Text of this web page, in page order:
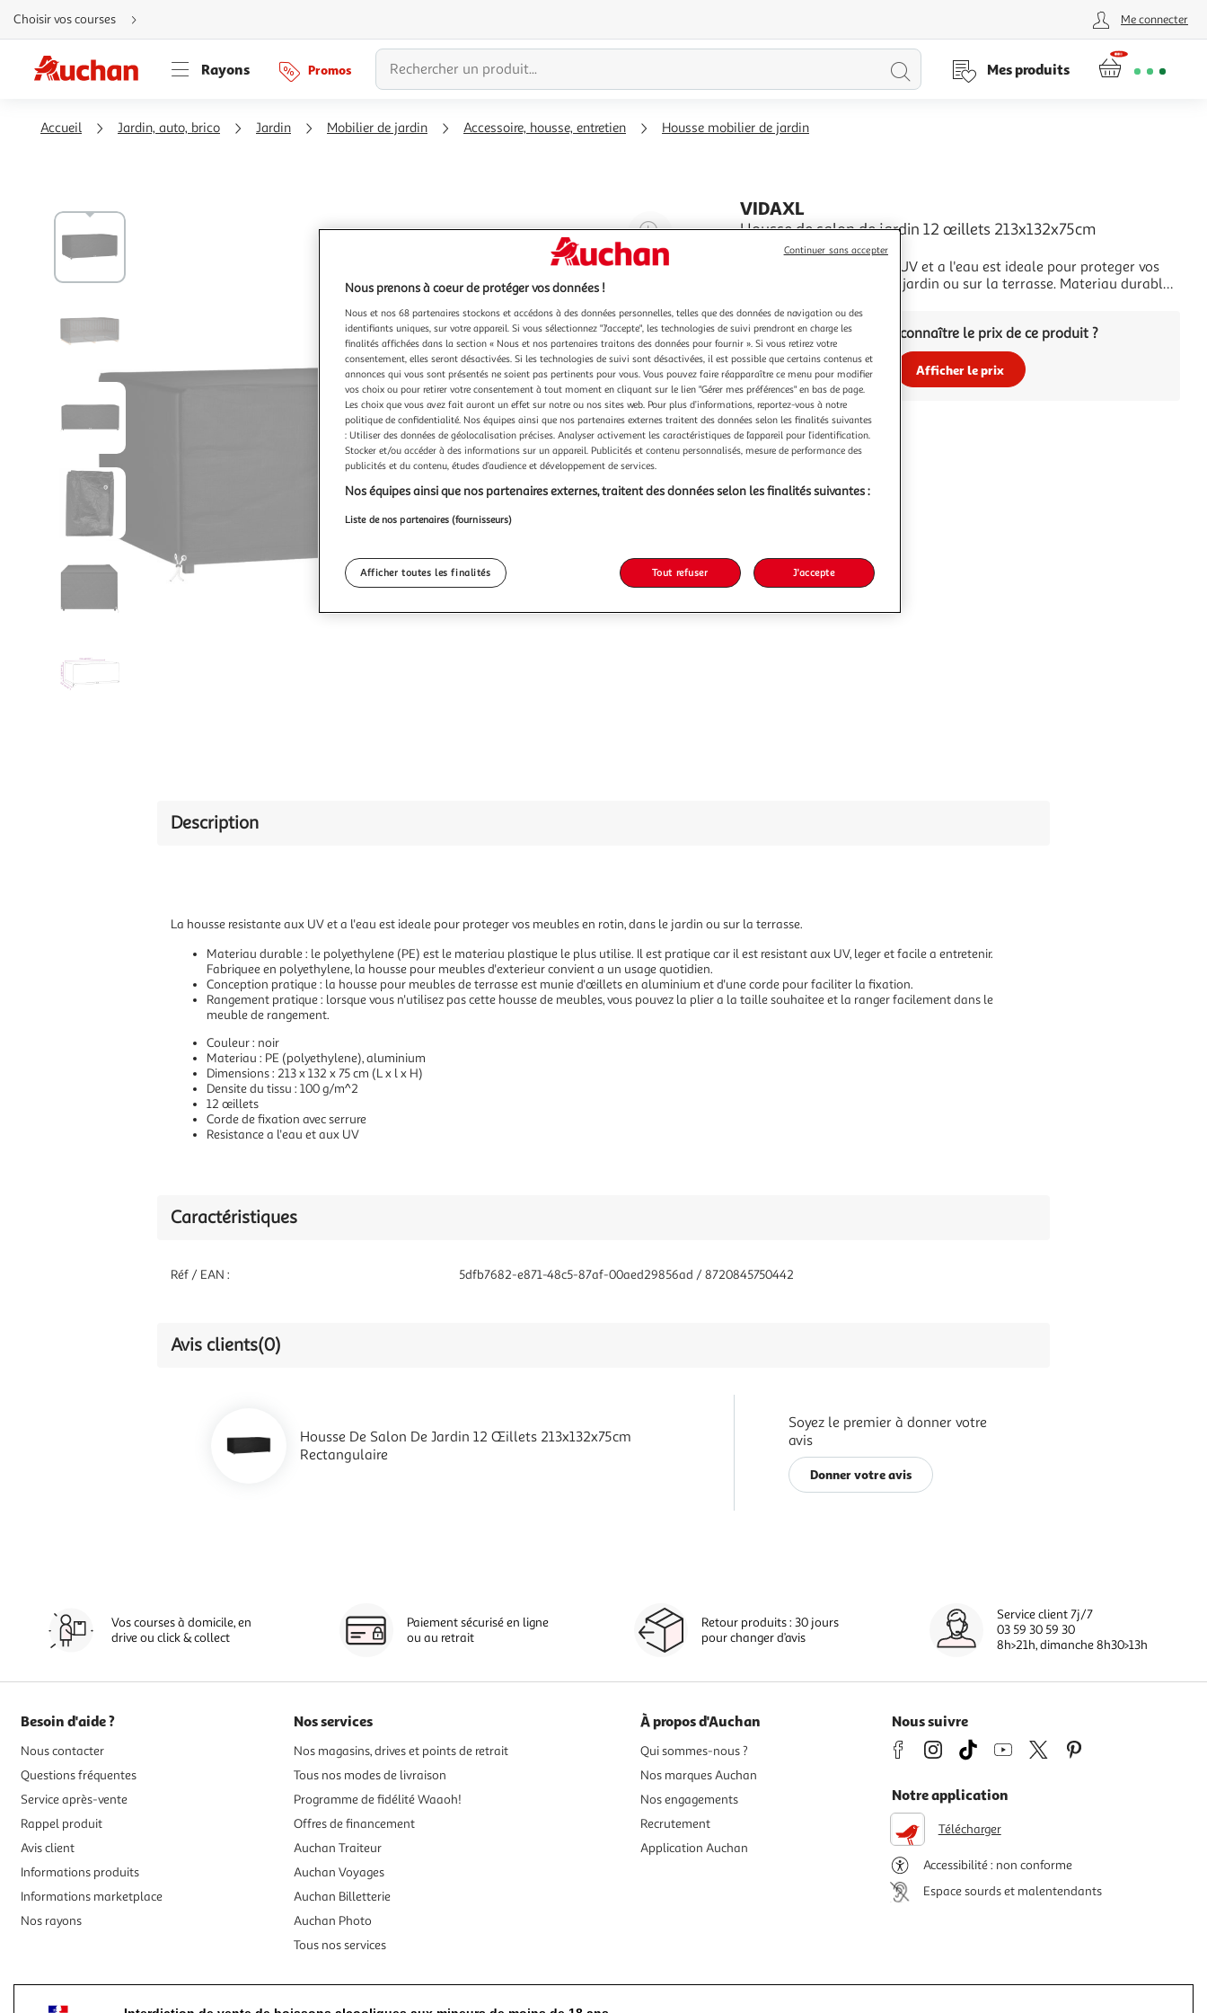
Aller
directement
au
Aller
directement
à
Aller
directement
Choisir vos courses Me connecter
Rayons Promos
Lancer
Mes produits
Accueil Jardin, auto, brico Jardin Mobilier de jardin Accessoire, housse, entretien Housse mobilier de jardin
Agrandir
l'illustration
à
100
%
Partager
le
produit
VIDAXL
Housse de salon de jardin 12 œillets 213x132x75cm
rectangulaire
La housse resistante aux UV et a l'eau est ideale pour proteger vos
meubles en rotin, dans le jardin ou sur la terrasse. Materiau durable :
pratique car il est resistant aux UV, leger et facile a entretenir.
Fabriquee en polyethyVous voulez connaître le prix de ce produit ?
Afficher le prix
Description
La housse resistante aux UV et a l'eau est ideale pour proteger vos meubles en rotin, dans le jardin ou sur la terrasse.
Materiau durable : le polyethylene (PE) est le materiau plastique le plus utilise. Il est pratique car il est resistant aux UV, leger et facile a entretenir.
Fabriquee en polyethylene, la housse pour meubles d'exterieur convient a un usage quotidien.
Conception pratique : la housse pour meubles de terrasse est munie d'œillets en aluminium et d'une corde pour faciliter la fixation.
Rangement pratique : lorsque vous n'utilisez pas cette housse de meubles, vous pouvez la plier a la taille souhaitee et la ranger facilement dans le
meuble de rangement.
Couleur : noir
Materiau : PE (polyethylene), aluminium
Dimensions : 213 x 132 x 75 cm (L x l x H)
Densite du tissu : 100 g/m^2
12 œillets
Corde de fixation avec serrure
Resistance a l'eau et aux UV
Caractéristiques
Réf / EAN : 5dfb7682-e871-48c5-87af-00aed29856ad / 8720845750442
Avis clients(0)
Housse De Salon De Jardin 12 Œillets 213x132x75cm
Rectangulaire
Soyez le premier à donner votre
avis
Donner votre avis
Vos courses à domicile, en
drive ou click & collect
Paiement sécurisé en ligne
ou au retrait
Retour produits : 30 jours
pour changer d’avis
Service client 7j/7
03 59 30 59 30
8h>21h, dimanche 8h30>13h
Besoin d'aide ?
Nous contacter
Questions fréquentes
Service après-vente
Rappel produit
Avis client
Informations produits
Informations marketplace
Nos rayons
Nos services
Nos magasins, drives et points de retrait
Tous nos modes de livraison
Programme de fidélité Waaoh!
Offres de financement
Auchan Traiteur
Auchan Voyages
Auchan Billetterie
Auchan Photo
Tous nos services
À propos d'Auchan
Qui sommes-nous ?
Nos marques Auchan
Nos engagements
Recrutement
Application Auchan
Nous suivre
Notre application
Télécharger
Accessibilité : non conforme
Espace sourds et malentendants
Nous prenons à coeur de protéger vos données !
Nous et nos 68 partenaires stockons et accédons à des données personnelles, telles que des données de navigation ou des
identifiants uniques, sur votre appareil. Si vous sélectionnez "J'accepte", les technologies de suivi prendront en charge les
finalités affichées dans la section « Nous et nos partenaires traitons des données pour fournir ». Si vous retirez votre
consentement, elles seront désactivées. Si les technologies de suivi sont désactivées, il est possible que certains contenus et
annonces qui vous sont présentés ne soient pas pertinents pour vous. Vous pouvez faire réapparaître ce menu pour modifier
vos choix ou pour retirer votre consentement à tout moment en cliquant sur le lien "Gérer mes préférences" en bas de page.
Les choix que vous avez fait auront un effet sur notre ou nos sites web. Pour plus d’informations, reportez-vous à notre
politique de confidentialité. Nos équipes ainsi que nos partenaires externes traitent des données selon les finalités suivantes
: Utiliser des données de géolocalisation précises. Analyser activement les caractéristiques de l’appareil pour l’identification.
Stocker et/ou accéder à des informations sur un appareil. Publicités et contenu personnalisés, mesure de performance des
publicités et du contenu, études d’audience et développement de services.
Nos équipes ainsi que nos partenaires externes, traitent des données selon les finalités suivantes :
Liste de nos partenaires (fournisseurs)
Afficher toutes les finalités Tout refuser J'accepte
Continuer sans accepter